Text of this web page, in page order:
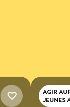
AGIR
JEUNES